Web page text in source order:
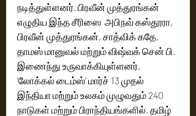
நடித்துள்ளனர். பிரவீன் முத்துரங்கன்
எழுதிய இந்த சீரிஸை  அபிநவ் கஸ்தூரா,
பிரவீன் முத்துரங்கன், சாத்விக் கதே,
தாமஸ் மானுவல் மற்றும் விஷ்வக் சென் பி.
இணைந்து உருவாக்கியுள்ளனர்.
‘லோக்கல் டைம்ஸ்’ மார்ச் 13 முதல்
இந்தியா மற்றும் உலகம் முழுவதும் 240
நாடுகள் மற்றும் பிராந்தியங்களில், தமிழ்